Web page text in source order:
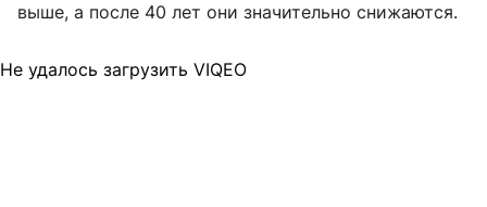
выше, а после 40 лет они значительно снижаются.
Не удалось загрузить VIQEO